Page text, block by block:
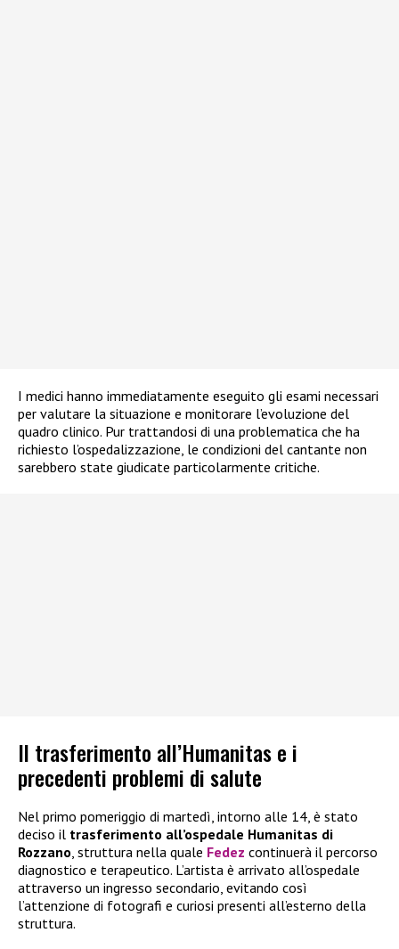
I medici hanno immediatamente eseguito gli esami necessari
per valutare la situazione e monitorare l’evoluzione del
quadro clinico. Pur trattandosi di una problematica che ha
richiesto l’ospedalizzazione, le condizioni del cantante non
sarebbero state giudicate particolarmente critiche.
Il trasferimento all’Humanitas e i
precedenti problemi di salute
Nel primo pomeriggio di martedì, intorno alle 14, è stato
deciso il trasferimento all’ospedale Humanitas di
Rozzano, struttura nella quale Fedez continuerà il percorso
diagnostico e terapeutico. L’artista è arrivato all’ospedale
attraverso un ingresso secondario, evitando così
l’attenzione di fotografi e curiosi presenti all’esterno della
struttura.